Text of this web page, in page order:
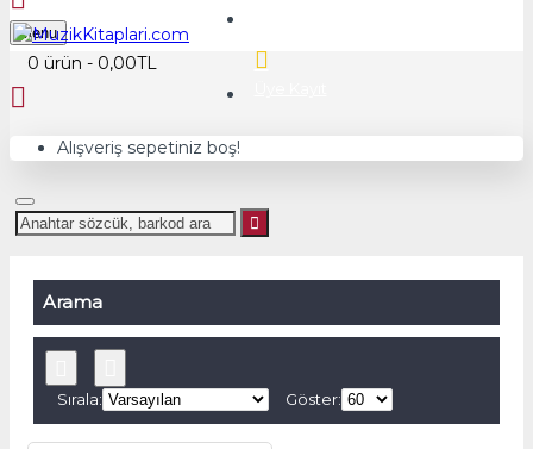
Menu
0 ürün - 0,00TL
Alışveriş sepetiniz boş!
Arama
Sırala: Göster: